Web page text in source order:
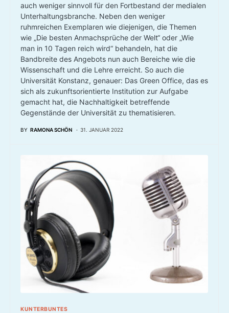
auch weniger sinnvoll für den Fortbestand der medialen
Unterhaltungsbranche. Neben den weniger
ruhmreichen Exemplaren wie diejenigen, die Themen
wie „Die besten Anmachsprüche der Welt“ oder „Wie
man in 10 Tagen reich wird“ behandeln, hat die
Bandbreite des Angebots nun auch Bereiche wie die
Wissenschaft und die Lehre erreicht. So auch die
Universität Konstanz, genauer: Das Green Office, das es
sich als zukunftsorientierte Institution zur Aufgabe
gemacht hat, die Nachhaltigkeit betreffende
Gegenstände der Universität zu thematisieren.
BY RAMONA SCHÖN 31. JANUAR 2022
KUNTERBUNTES